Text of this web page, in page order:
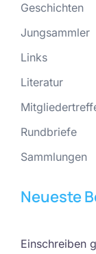
Geschichten
Jungsammler
Links
Literatur
Rundbriefe
Sammlungen
Neueste
Einschreiben